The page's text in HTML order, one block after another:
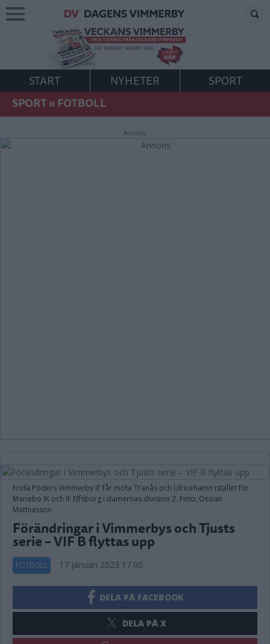
START NYHETER
SPORT
SPORT»FOTBOLL
Annons:
Frida Pöders Vimmerby IF får möta Tranås och Ulricehamn istället för
Mariebo IK och IF Elfsborg i damernas division 2. Foto: Ossian
Mathiasson
Förändringar i Vimmerbys och Tjusts
serie – VIF B flyttas upp
FOTBOLL 17 januari 2023 17.00
DELA PÅ FACEBOOK
DELA PÅ X